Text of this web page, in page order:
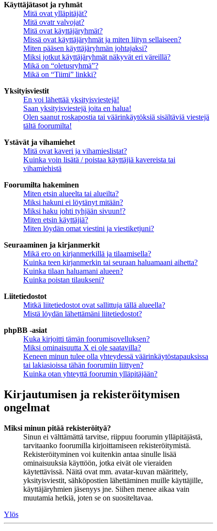
Käyttäjätasot ja ryhmät
Mitä ovat ylläpitäjät?
Mitä ovatr valvojat?
Mitä ovat käyttäjäryhmät?
Missä ovat käyttäjäryhmät ja miten liityn sellaiseen?
Miten pääsen käyttäjäryhmän johtajaksi?
Miksi jotkut käyttäjäryhmät näkyvät eri väreillä?
Mikä on “oletusryhmä”?
Mikä on “Tiimi” linkki?
Yksityisviestit
En voi lähettää yksityisviestejä!
Saan yksityisviestejä joita en halua!
Olen saanut roskapostia tai väärinkäytöksiä sisältäviä viestejä
tältä foorumilta!
Ystävät ja vihamiehet
Mitä ovat kaveri ja vihamieslistat?
Kuinka voin lisätä / poistaa käyttäjiä kavereista tai
vihamiehistä
Foorumilta hakeminen
Miten etsin alueelta tai alueilta?
Miksi hakuni ei löytänyt mitään?
Miksi haku johti tyhjään sivuun!?
Miten etsin käyttäjiä?
Miten löydän omat viestini ja viestiketjuni?
Seuraaminen ja kirjanmerkit
Mikä ero on kirjanmerkillä ja tilaamisella?
Kuinka teen kirjanmerkin tai seuraan haluamaani aihetta?
Kuinka tilaan haluamani alueen?
Kuinka poistan tilaukseni?
Liitetiedostot
Mitkä liitetiedostot ovat sallittuja tällä alueella?
Mistä löydän lähettämäni liitetiedostot?
phpBB -asiat
Kuka kirjoitti tämän foorumisovelluksen?
Miksi ominaisuutta X ei ole saatavilla?
Keneen minun tulee olla yhteydessä väärinkäytöstapauksissa
tai lakiasioissa tähän foorumiin liittyen?
Kuinka otan yhteyttä foorumin ylläpitäjään?
Kirjautumisen ja rekisteröitymisen
ongelmat
Miksi minun pitää rekisteröityä?
Sinun ei välttämättä tarvitse, riippuu foorumin ylläpitäjästä,
tarvitaanko foorumilla kirjoittamiseen rekisteröitymistä.
Rekisteröityminen voi kuitenkin antaa sinulle lisää
ominaisuuksia käyttöön, jotka eivät ole vieraiden
käytettävissä. Näitä ovat mm. avatar-kuvan määrittely,
yksityisviestit, sähköpostien lähettäminen muille käyttäjille,
käyttäjäryhmien jäsenyys jne. Siihen menee aikaa vain
muutamia hetkiä, joten se on suositeltavaa.
Ylös